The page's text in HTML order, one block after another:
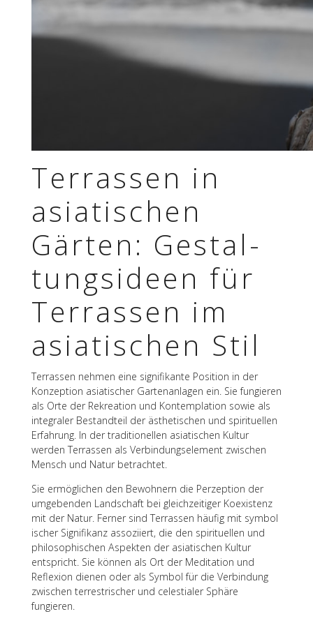
Terras­sen in
asia­ti­schen
Gärten: Gestal­
tungs­ideen für
Terras­sen im
asia­ti­schen Stil
Terras­sen nehmen eine signi­fi­kante Posi­tion in der
Konzep­tion asia­ti­scher Garten­an­la­gen ein. Sie fungie­ren
als Orte der Rekrea­tion und Kontem­pla­tion sowie als
inte­gra­ler Bestand­teil der ästhe­ti­schen und spiri­tu­el­len
Erfah­rung. In der tradi­tio­nel­len asia­ti­schen Kultur
werden Terras­sen als Verbin­dungs­ele­ment zwischen
Mensch und Natur betrachtet.
Sie ermög­li­chen den Bewoh­nern die Perzep­tion der
umge­ben­den Land­schaft bei gleich­zei­ti­ger Koexis­tenz
mit der Natur. Ferner sind Terras­sen häufig mit symbo­l
i­scher Signi­fi­kanz asso­zi­iert, die den spiri­tu­el­len und
philo­so­phi­schen Aspek­ten der asia­ti­schen Kultur
entspricht. Sie können als Ort der Medi­ta­tion und
Refle­xion dienen oder als Symbol für die Verbin­dung
zwischen terres­tri­scher und celes­tia­ler Sphäre
fungieren.